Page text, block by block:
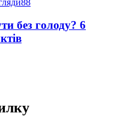
без голоду? 6